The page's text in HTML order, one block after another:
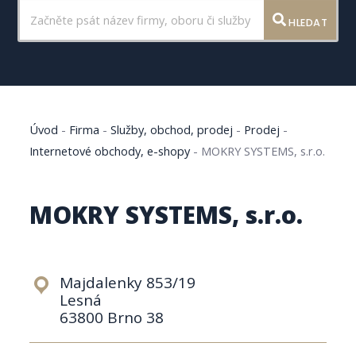
HLEDAT
Úvod - Firma -Služby, obchod, prodej - Prodej -
Internetové obchody, e-shopy- MOKRY SYSTEMS, s.r.o.
MOKRY SYSTEMS, s.r.o.
Majdalenky 853/19
Lesná
63800 Brno 38